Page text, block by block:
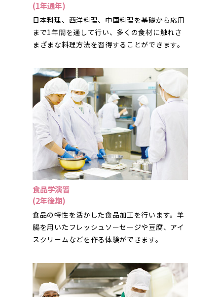
(1年通年)
日本料理、西洋料理、中国料理を基礎から応用
まで1年間を通して行い、多くの食材に触れさ
まざまな料理方法を習得することができます。
食品学演習
(2年後期)
食品の特性を活かした食品加工を行います。羊
腸を用いたフレッシュソーセージや豆腐、アイ
スクリームなどを作る体験ができます。